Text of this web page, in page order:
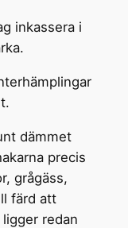
inkassera i
dämmet
precis
grågäss,
färd att
redan